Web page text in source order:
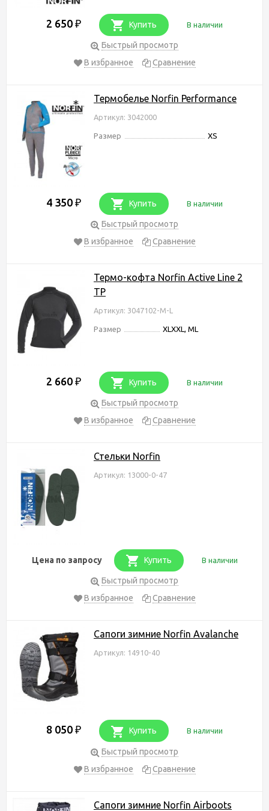
2 650 ₽ Купить В наличии
Быстрый просмотр
В избранное
Сравнение
Термобелье Norfin Performance
Артикул: 3042000
Размер XS
4 350 ₽ Купить В наличии
Быстрый просмотр
В избранное
Сравнение
Термо-кофта Norfin Active Line 2
TP
Артикул: 3047102-M-L
Размер XLXXL, ML
2 660 ₽ Купить В наличии
Быстрый просмотр
В избранное
Сравнение
Стельки Norfin
Артикул: 13000-0-47
Цена по запросу Купить В наличии
Быстрый просмотр
В избранное
Сравнение
Сапоги зимние Norfin Avalanche
Артикул: 14910-40
8 050 ₽ Купить В наличии
Быстрый просмотр
В избранное
Сравнение
Сапоги зимние Norfin Airboots